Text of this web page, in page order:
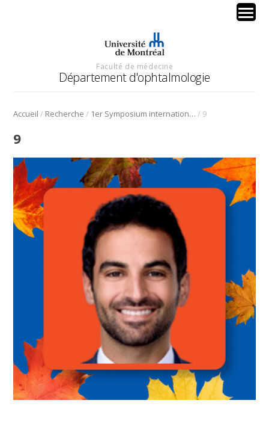
Faculté de médecine
Département d'ophtalmologie
Accueil / Recherche / 1er Symposium international en médecine régénérative de la cornée / 9
9